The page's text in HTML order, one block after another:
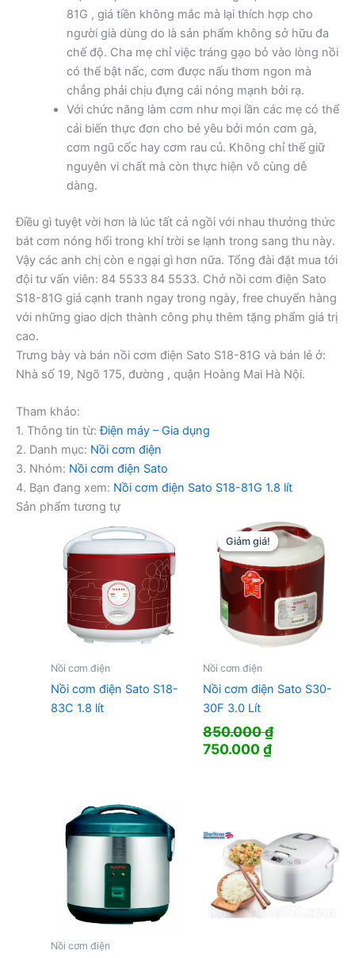
81G , giá tiền không mắc mà lại thích hợp cho
người già dùng do là sản phẩm không sở hữu đa
chế độ. Cha mẹ chỉ việc tráng gạo bỏ vào lòng nồi
có thể bật nấc, cơm được nấu thơm ngon mà
chẳng phải chịu đựng cái nóng mạnh bởi rạ.
Với chức năng làm cơm như mọi lần các mẹ có thể
cải biến thực đơn cho bé yêu bởi món cơm gà,
cơm ngũ cốc hay cơm rau củ. Không chỉ thế giữ
nguyên vi chất mà còn thực hiện vô cùng dễ
dàng.
Điều gì tuyệt vời hơn là lúc tất cả ngồi với nhau thưởng thức
bát cơm nóng hổi trong khí trời se lạnh trong sang thu này.
Vậy các anh chị còn e ngại gì hơn nữa. Tổng đài đặt mua tới
đội tư vấn viên: 84 5533 84 5533. Chở nồi cơm điện Sato
S18-81G giá cạnh tranh ngay trong ngày, free chuyển hàng
với những giao dịch thành công phụ thêm tặng phẩm giá trị
cao.
Trưng bày và bán nồi cơm điện Sato S18-81G và bán lẻ ở:
Nhà số 19, Ngõ 175, đường , quận Hoàng Mai Hà Nội.
Tham khảo:
1. Thông tin từ:Điện máy – Gia dụng
2. Danh mục: Nồi cơm điện
3. Nhóm: Nồi cơm điện Sato
4. Bạn đang xem: Nồi cơm điện Sato S18-81G 1.8 lít
Sản phẩm tương tự
Nồi cơm điện
Nồi cơm điện Sato S18-
83C 1.8 lít
Giảm giá!
Giảm giá!
Nồi cơm điện
Nồi cơm điện Sato S30-
30F 3.0 Lít
850.000₫
Giá
750.000₫Giá
Nồi cơm điện